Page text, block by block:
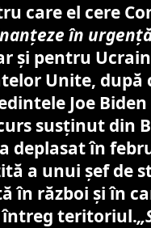
care el cere
în
și pentru
Unite, după
Joe
susținut din
a deplasat în
a unui șef de
în război și în
întreg teritoriul.